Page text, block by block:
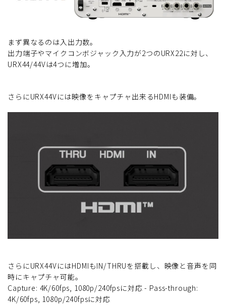
まず異なるのは入出力数。
出力端子やマイクコンボジャック入力が2つのURX22に対し、
URX44/44Vは4つに増加。
さらにURX44Vには映像をキャプチャ出来るHDMIも装備。
さらにURX44VにはHDMIもIN/THRUを搭載し、映像と音声を同
時にキャプチャ可能。
Capture: 4K/60fps, 1080p/240fpsに対応 - Pass-through:
4K/60fps, 1080p/240fpsに対応